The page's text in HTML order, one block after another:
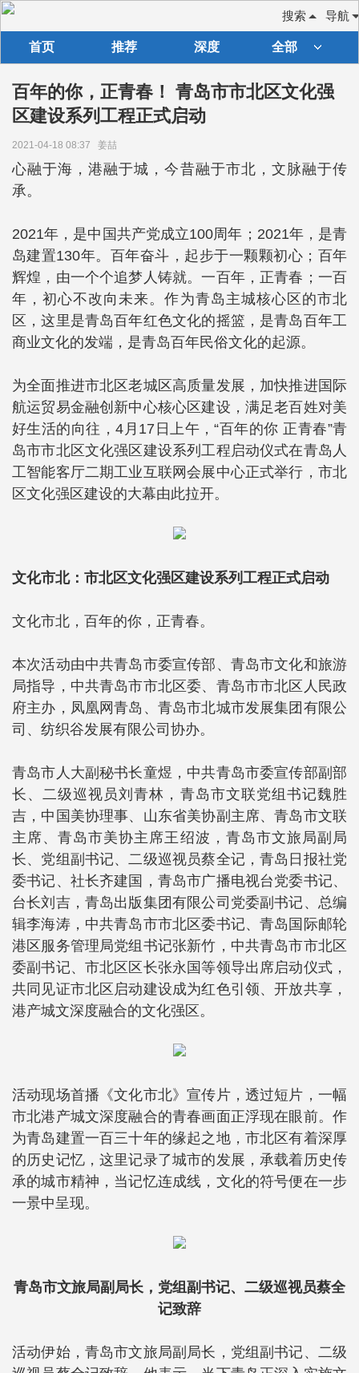
导航
搜索
首页 推荐 深度 全部
百年的你，正青春！ 青岛市市北区文化强
区建设系列工程正式启动
2021-04-18 08:37 姜喆
心融于海，港融于城，今昔融于市北，文脉融于传
承。
2021年，是中国共产党成立100周年；2021年，是青
岛建置130年。百年奋斗，起步于一颗颗初心；百年
辉煌，由一个个追梦人铸就。一百年，正青春；一百
年，初心不改向未来。作为青岛主城核心区的市北
区，这里是青岛百年红色文化的摇篮，是青岛百年工
商业文化的发端，是青岛百年民俗文化的起源。
为全面推进市北区老城区高质量发展，加快推进国际
航运贸易金融创新中心核心区建设，满足老百姓对美
好生活的向往，4月17日上午，“百年的你 正青春”青
岛市市北区文化强区建设系列工程启动仪式在青岛人
工智能客厅二期工业互联网会展中心正式举行，市北
区文化强区建设的大幕由此拉开。
文化市北：市北区文化强区建设系列工程正式启动
文化市北，百年的你，正青春。
本次活动由中共青岛市委宣传部、青岛市文化和旅游
局指导，中共青岛市市北区委、青岛市市北区人民政
府主办，凤凰网青岛、青岛市北城市发展集团有限公
司、纺织谷发展有限公司协办。
青岛市人大副秘书长童煜，中共青岛市委宣传部副部
长、二级巡视员刘青林，青岛市文联党组书记魏胜
吉，中国美协理事、山东省美协副主席、青岛市文联
主席、青岛市美协主席王绍波，青岛市文旅局副局
长、党组副书记、二级巡视员蔡全记，青岛日报社党
委书记、社长齐建国，青岛市广播电视台党委书记、
台长刘吉，青岛出版集团有限公司党委副书记、总编
辑李海涛，中共青岛市市北区委书记、青岛国际邮轮
港区服务管理局党组书记张新竹，中共青岛市市北区
委副书记、市北区区长张永国等领导出席启动仪式，
共同见证市北区启动建设成为红色引领、开放共享，
港产城文深度融合的文化强区。
活动现场首播《文化市北》宣传片，透过短片，一幅
市北港产城文深度融合的青春画面正浮现在眼前。作
为青岛建置一百三十年的缘起之地，市北区有着深厚
的历史记忆，这里记录了城市的发展，承载着历史传
承的城市精神，当记忆连成线，文化的符号便在一步
一景中呈现。
青岛市文旅局副局长，党组副书记、二级巡视员蔡全
记致辞
活动伊始，青岛市文旅局副局长，党组副书记、二级